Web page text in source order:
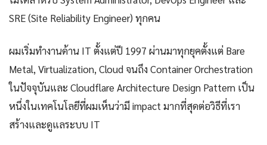
SRE (Site Reliability Engineer) ทุกคน
ผมเริ่มทำงานด้าน IT ตั้งแต่ปี 1997 ผ่านมาทุกยุคตั้งแต่ Bare
Metal, Virtualization, Cloud จนถึง Container Orchestration
ในปัจจุบันและ Cloudflare Architecture Design Pattern เป็น
หนึ่งในเทคโนโลยีที่ผมเห็นว่ามี impact มากที่สุดต่อวิธีที่เรา
สร้างและดูแลระบบ IT